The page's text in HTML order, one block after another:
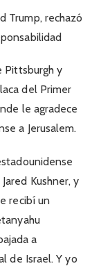
Trump, rechazó
Pittsburgh y
del Primer
le agradece
a Jerusalem.
Kushner, y
recibí un
a
de Israel. Y yo